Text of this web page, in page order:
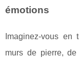
émotions
Imaginez-vous en
murs de pierre,